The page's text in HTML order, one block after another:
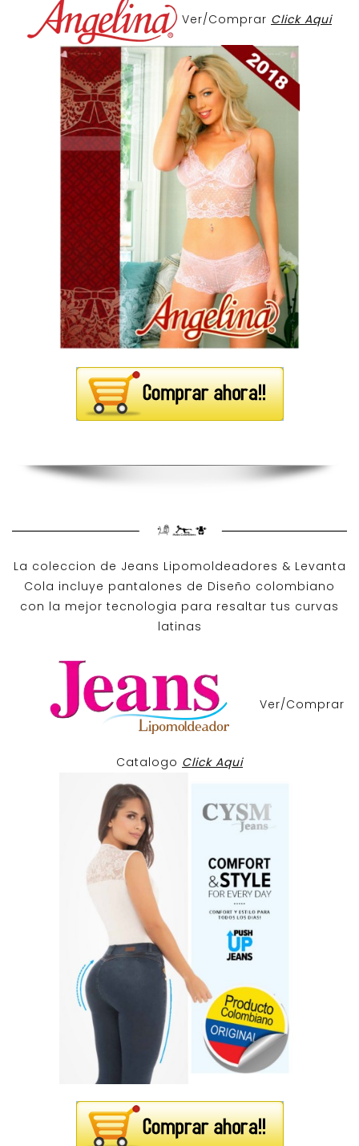
Ver/Comprar Click Aqui
La coleccion de Jeans Lipomoldeadores & Levanta
Cola incluye pantalones de Diseño colombiano
con la mejor tecnologia para resaltar tus curvas
latinas
Ver/Comprar
Catalogo Click Aqui